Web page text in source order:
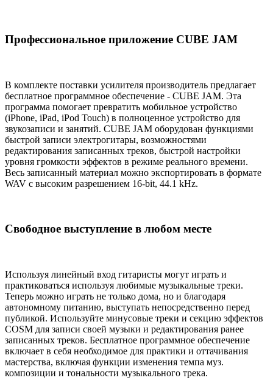
Профессиональное приложение CUBE JAM
В комплекте поставки усилителя производитель предлагает
бесплатное программное обеспечение - CUBE JAM. Эта
программа помогает превратить мобильное устройство
(iPhone, iPad, iPod Touch) в полноценное устройство для
звукозаписи и занятий. CUBE JAM оборудован функциями
быстрой записи электрогитары, возможностями
редактирования записанных треков, быстрой настройки
уровня громкости эффектов в режиме реального времени.
Весь записанный материал можно экспортировать в формате
WAV с высоким разрешением 16-bit, 44.1 kHz.
Свободное выступление в любом месте
Используя линейный вход гитаристы могут играть и
практиковаться используя любимые музыкальные треки.
Теперь можно играть не только дома, но и благодаря
автономному питанию, выступать непосредственно перед
публикой. Используйте минусовые треки и секцию эффектов
COSM для записи своей музыки и редактирования ранее
записанных треков. Бесплатное программное обеспечение
включает в себя необходимое для практики и оттачивания
мастерства, включая функции изменения темпа муз.
композиции и тональности музыкального трека.